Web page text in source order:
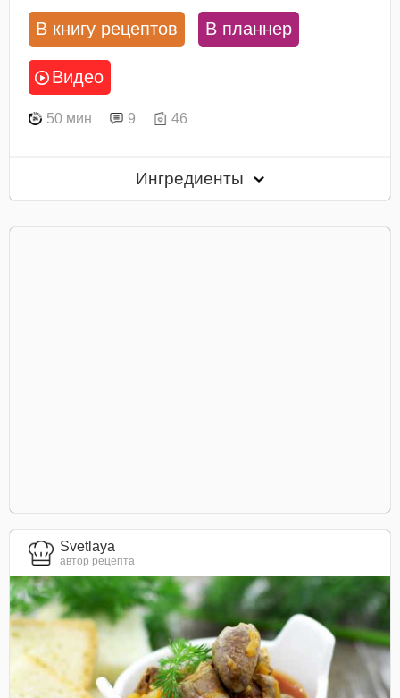
В книгу рецептов В планнер
Видео
50 мин 9 46
Ингредиенты
Svetlaya
автор рецепта